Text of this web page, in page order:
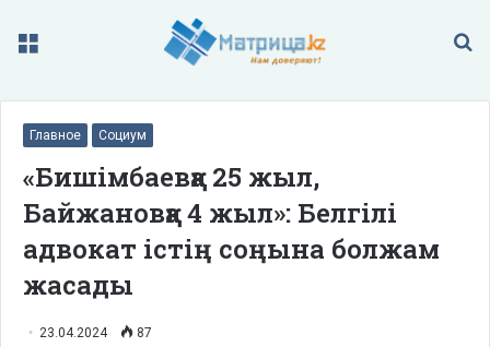
Меню
Главное Социум
«Бишімбаевқа 25 жыл,
Байжановқа 4 жыл»: Белгілі
адвокат істің соңына болжам
жасады
23.04.2024 87